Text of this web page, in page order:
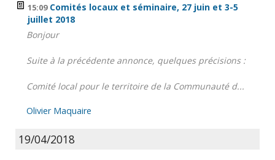
15:09 Comités locaux et séminaire, 27 juin et 3-5
juillet 2018
Bonjour
Suite à la précédente annonce, quelques précisions :
Comité local pour le territoire de la Communauté d...
Olivier Maquaire
19/04/2018